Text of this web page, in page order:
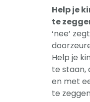
Help je
te
‘nee’
Help je
te staan,
en met
te